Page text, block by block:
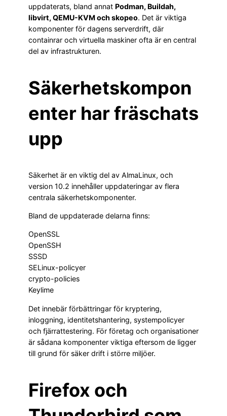
uppdaterats, bland annat Podman, Buildah,
libvirt, QEMU-KVM och skopeo. Det är viktiga
komponenter för dagens serverdrift, där
containrar och virtuella maskiner ofta är en central
del av infrastrukturen.
Säkerhetskompon
enter har fräschats
upp
Säkerhet är en viktig del av AlmaLinux, och
version 10.2 innehåller uppdateringar av flera
centrala säkerhetskomponenter.
Bland de uppdaterade delarna finns:
OpenSSL
OpenSSH
SSSD
SELinux-policyer
crypto-policies
Keylime
Det innebär förbättringar för kryptering,
inloggning, identitetshantering, systempolicyer
och fjärrattestering. För företag och organisationer
är sådana komponenter viktiga eftersom de ligger
till grund för säker drift i större miljöer.
Firefox och